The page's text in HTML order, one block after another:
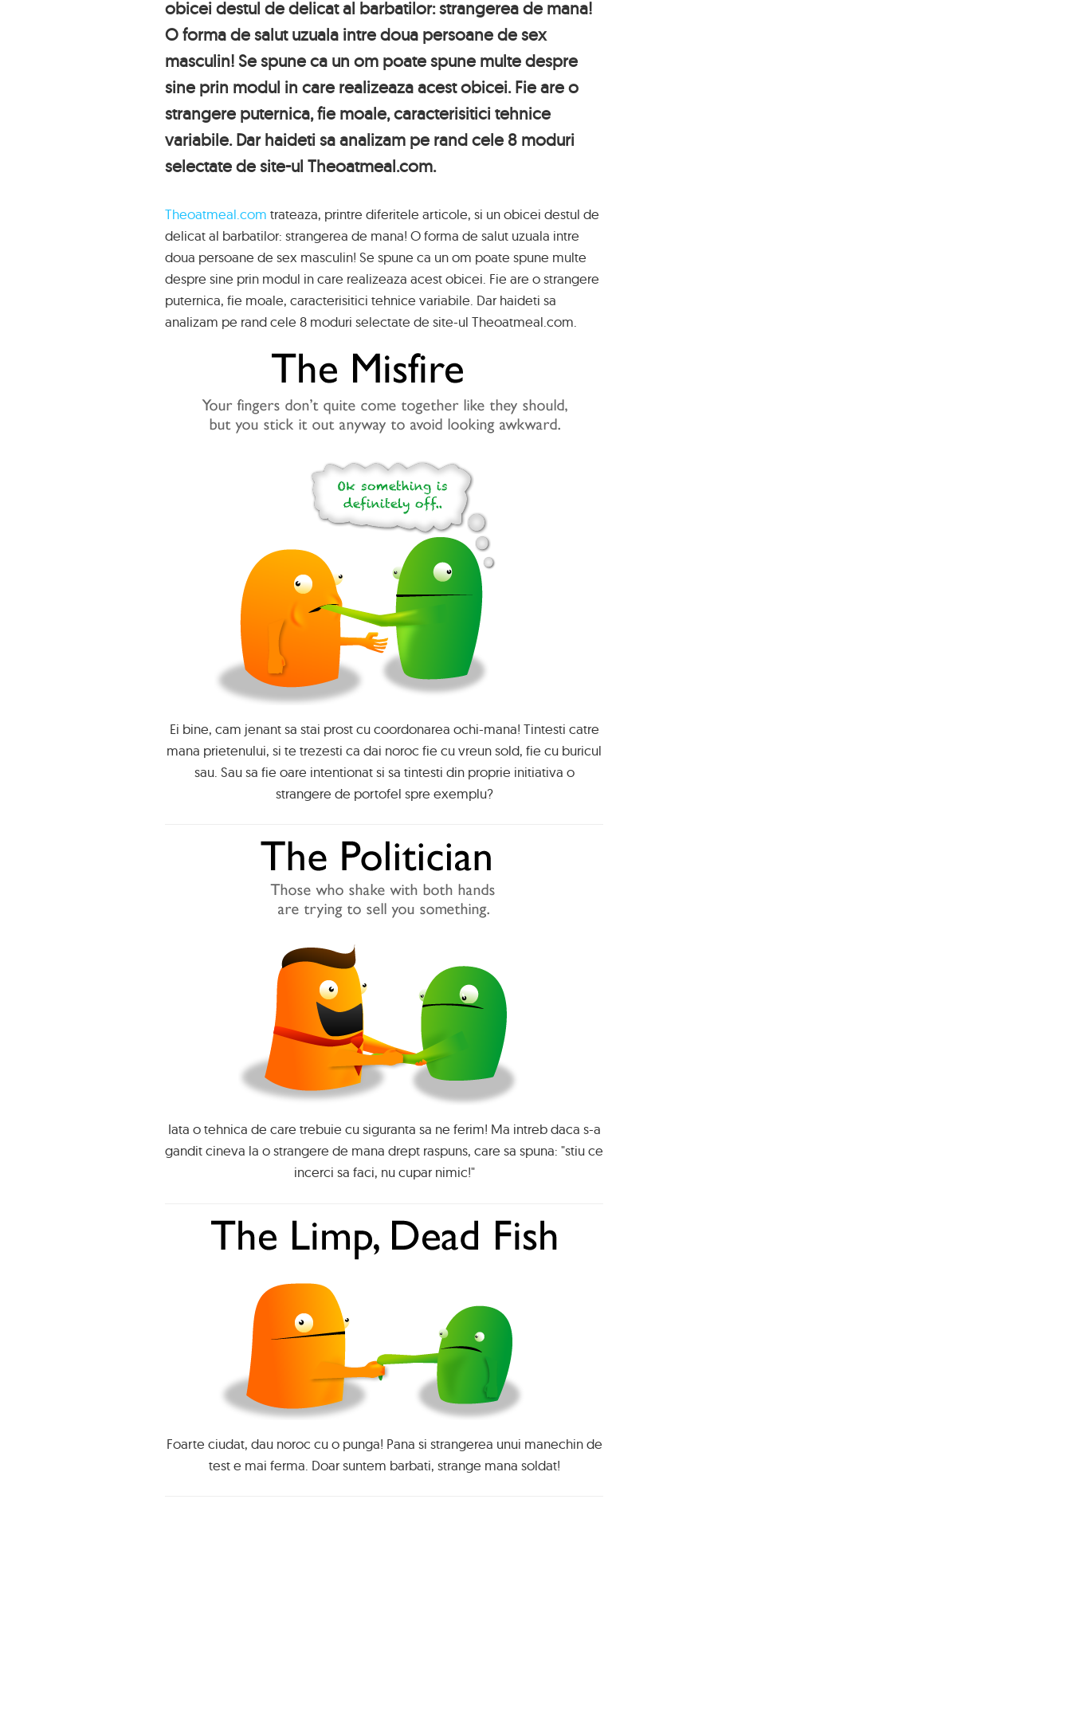
obicei destul de delicat al barbatilor: strangerea de mana!
O forma de salut uzuala intre doua persoane de sex
masculin! Se spune ca un om poate spune multe despre
sine prin modul in care realizeaza acest obicei. Fie are o
strangere puternica, fie moale, caracterisitici tehnice
variabile. Dar haideti sa analizam pe rand cele 8 moduri
selectate de site-ul Theoatmeal.com.
Theoatmeal.com trateaza, printre diferitele articole, si un obicei destul de
delicat al barbatilor: strangerea de mana! O forma de salut uzuala intre
doua persoane de sex masculin! Se spune ca un om poate spune multe
despre sine prin modul in care realizeaza acest obicei. Fie are o strangere
puternica, fie moale, caracterisitici tehnice variabile. Dar haideti sa
analizam pe rand cele 8 moduri selectate de site-ul Theoatmeal.com.
Ei bine, cam jenant sa stai prost cu coordonarea ochi-mana! Tintesti catre
mana prietenului, si te trezesti ca dai noroc fie cu vreun sold, fie cu buricul
sau. Sau sa fie oare intentionat si sa tintesti din proprie initiativa o
strangere de portofel spre exemplu?
Iata o tehnica de care trebuie cu siguranta sa ne ferim! Ma intreb daca s-a
gandit cineva la o strangere de mana drept raspuns, care sa spuna: "stiu ce
incerci sa faci, nu cupar nimic!"
Foarte ciudat, dau noroc cu o punga! Pana si strangerea unui manechin de
test e mai ferma. Doar suntem barbati, strange mana soldat!